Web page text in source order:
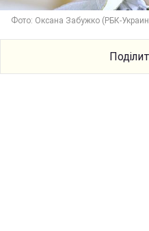
Фото: Оксана Забужко (РБК-